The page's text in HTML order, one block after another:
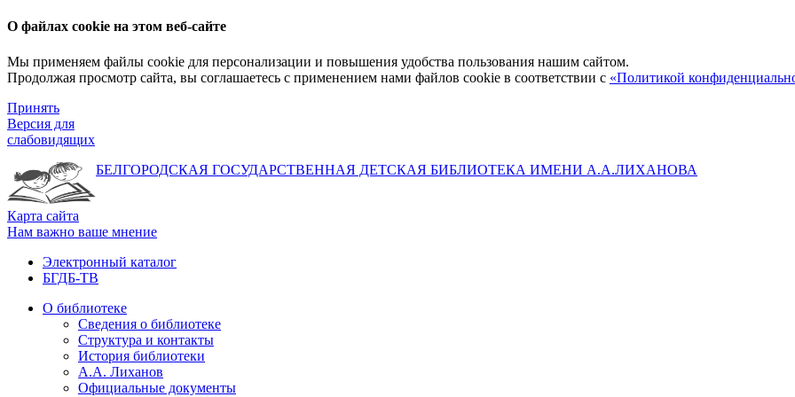
О файлах cookie на этом веб-сайте
Мы применяем файлы cookie для персонализации и повышения удобства пользования нашим сайтом.
Продолжая просмотр сайта, вы соглашаетесь с применением нами файлов cookie в соответствии с «Политикой
Принять
Версия для
слабовидящих
БЕЛГОРОДСКАЯ ГОСУДАРСТВЕННАЯ ДЕТСКАЯ БИБЛИОТЕКА ИМЕНИ А.А.ЛИХАНОВА
Карта сайта
Нам важно ваше мнение
Электронный каталог
БГДБ-ТВ
О библиотеке
Сведения о библиотеке
Структура и контакты
История библиотеки
А.А. Лиханов
Официальные документы